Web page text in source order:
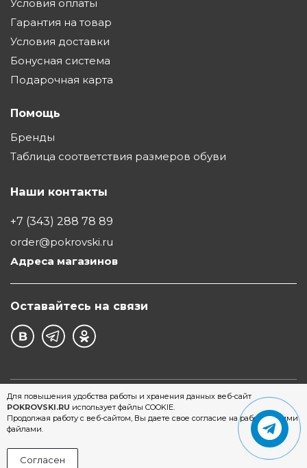
Для повышения удобства работы и хранения данных веб-сайт
POKROVSKI.RU использует файлы COOKIE.
Продолжая работу с веб-сайтом, Вы даете свое согласие на работу с этими
файлами.
Согласен
Условия оплаты
Гарантия на товар
Условия доставки
Бонусная система
Подарочная карта
Помощь
Бренды
Таблица соответствия размеров обуви
Наши контакты
+7 (343) 288 78 89
order@pokrovski.ru
Адреса магазинов
Оставайтесь на связи
©1997 - 2026 Обувной Дом "Покровский" - сеть
магазинов обуви в Екатеринбурге